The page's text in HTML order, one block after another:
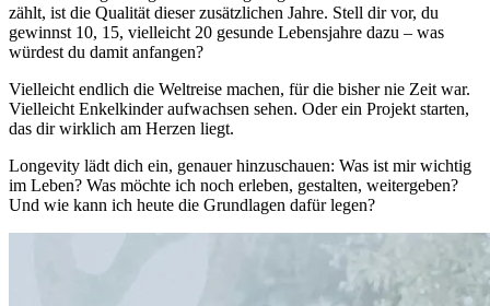
zählt, ist die Qualität dieser zusätzlichen Jahre. Stell dir vor, du
gewinnst 10, 15, vielleicht 20 gesunde Lebensjahre dazu – was
würdest du damit anfangen?
Vielleicht endlich die Weltreise machen, für die bisher nie Zeit war.
Vielleicht Enkelkinder aufwachsen sehen. Oder ein Projekt starten,
das dir wirklich am Herzen liegt.
Longevity lädt dich ein, genauer hinzuschauen: Was ist mir wichtig
im Leben? Was möchte ich noch erleben, gestalten, weitergeben?
Und wie kann ich heute die Grundlagen dafür legen?